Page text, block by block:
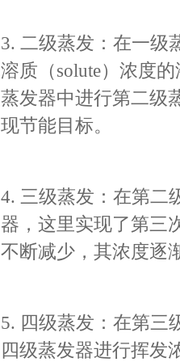
3. 二级蒸发：在一级
溶质（solute）浓度
蒸发器中进行第二级
现节能目标。
4. 三级蒸发：在第二
器，这里实现了第三
不断减少，其浓度逐
5. 四级蒸发：在第三
四级蒸发器进行挥发